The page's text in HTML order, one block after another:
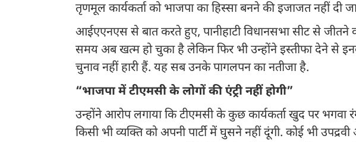
तृणमूल कार्यकर्ता को भाजपा का हिस्सा बनने की इजाजत नहीं दी
आईएएनएस से ​​बात करते हुए, पानीहाटी विधानसभा सीट से जीतने
समय अब ​​खत्म हो चुका है लेकिन फिर भी उन्होंने इस्तीफा देने से
चुनाव नहीं हारी हैं. यह सब उनके पागलपन का नतीजा है.
“भाजपा में टीएमसी के लोगों की एंट्री नहीं होगी”
उन्होंने आरोप लगाया कि टीएमसी के कुछ कार्यकर्ता खुद पर
किसी भी व्यक्ति को अपनी पार्टी में घुसने नहीं दूंगी. कोई भी